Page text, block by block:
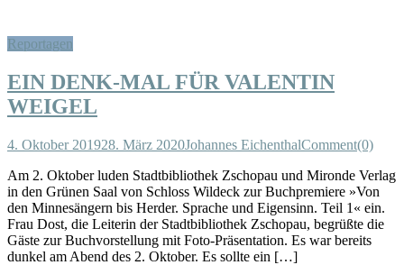
Reportagen
EIN DENK-MAL FÜR VALENTIN
WEIGEL
4. Oktober 201928. März 2020Johannes EichenthalComment(0)
Am 2. Oktober luden Stadtbibliothek Zschopau und Mironde Verlag
in den Grünen Saal von Schloss Wildeck zur Buchpremiere »Von
den Minnesängern bis Herder. Sprache und Eigensinn. Teil 1« ein.
Frau Dost, die Leiterin der Stadtbibliothek Zschopau, begrüßte die
Gäste zur Buchvorstellung mit Foto-Präsentation. Es war bereits
dunkel am Abend des 2. Oktober. Es sollte ein […]